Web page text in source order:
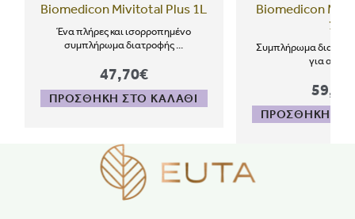
Biomedicon Mivitotal Plus 1L
Ένα πλήρες και ισορροπημένο
συμπλήρωμα διατροφής ...
47,70€
ΠΡΟΣΘΗΚΗ ΣΤΟ ΚΑΛΑΘΙ
Biomedicon
1L
Συμπλήρωμα
για
ΠΡΟΣΘΗΚΗ